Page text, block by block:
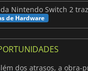
de Hardware